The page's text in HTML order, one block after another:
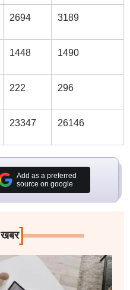
2694 3189
1448 1490
222 296
23347 26146
Add as a preferred
source on google
]